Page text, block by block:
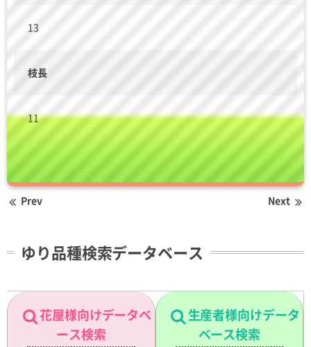
13
枝長
11
Prev Next
ゆり品種検索データベース
花屋様向けデータベ
ース検索
生産者様向けデータ
ベース検索